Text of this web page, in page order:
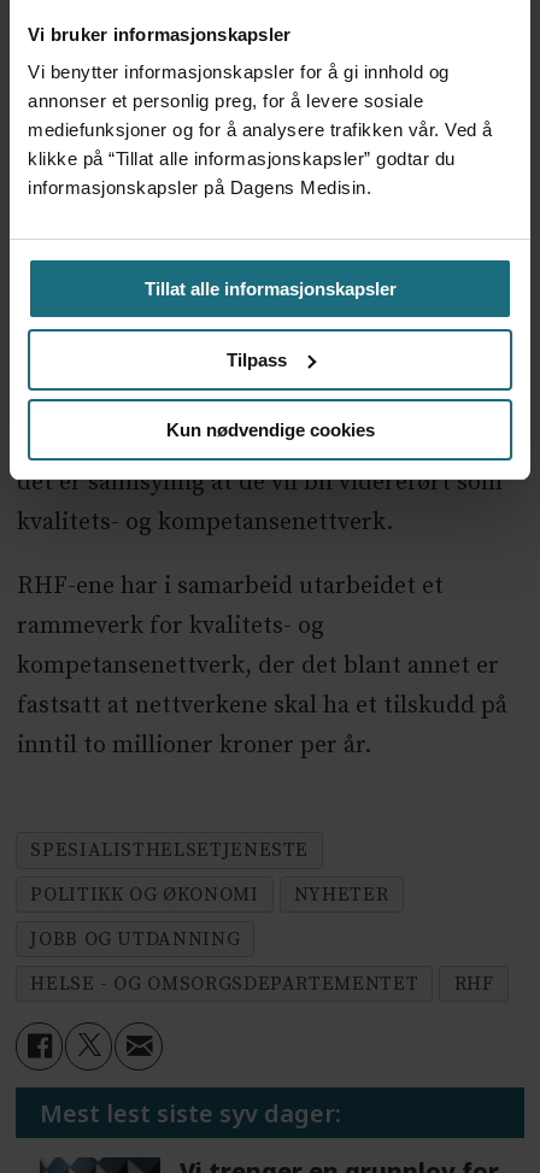
Vi bruker informasjonskapsler
Vi benytter informasjonskapsler for å gi innhold og
annonser et personlig preg, for å levere sosiale
mediefunksjoner og for å analysere trafikken vår. Ved å
klikke på “Tillat alle informasjonskapsler” godtar du
informasjonskapsler på Dagens Medisin.
Tillat alle informasjonskapsler
Tilpass
Kun nødvendige cookies
– For de fem resterende tjenestene i Helse
Midt-Norge er status at flere av dem vil bli
omorganisert i løpet av 2022 eller senere,
avhengig av hvor lenge de har vært i drift.
Status for hver enkelt tjeneste, og tid for
med St. Olavs hospital – og vil sannsynligvis
være klart i løpet av våren og sommeren 2022.
Det er viktig å se dette i sammenheng med
andre oppdrag som vi har fått fra HOD, i
tilknytning til de aktuelle fagområdene, men
det er sannsynlig at de vil bli videreført som
kvalitets- og kompetansenettverk.
RHF-ene har i samarbeid utarbeidet et
rammeverk for kvalitets- og
kompetansenettverk, der det blant annet er
fastsatt at nettverkene skal ha et tilskudd på
inntil to millioner kroner per år.
SPESIALISTHELSETJENESTE
POLITIKK OG ØKONOMI
NYHETER
JOBB OG UTDANNING
HELSE - OG OMSORGSDEPARTEMENTET
RHF
Mest lest siste syv dager: